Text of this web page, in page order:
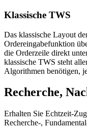
Klassische TWS
Das klassische Layout
Ordereingabefunktion
die Orderzeile direkt
klassische TWS steht
Algorithmen benötigen,
Recherche,
Erhalten Sie Echtzeit-
Recherche-,